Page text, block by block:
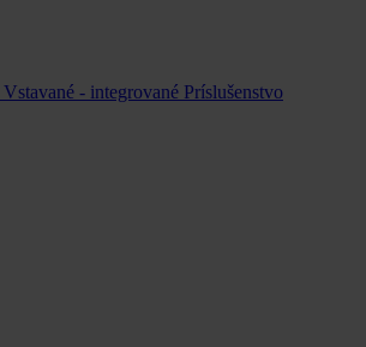
Vstavané - integrované Príslušenstvo